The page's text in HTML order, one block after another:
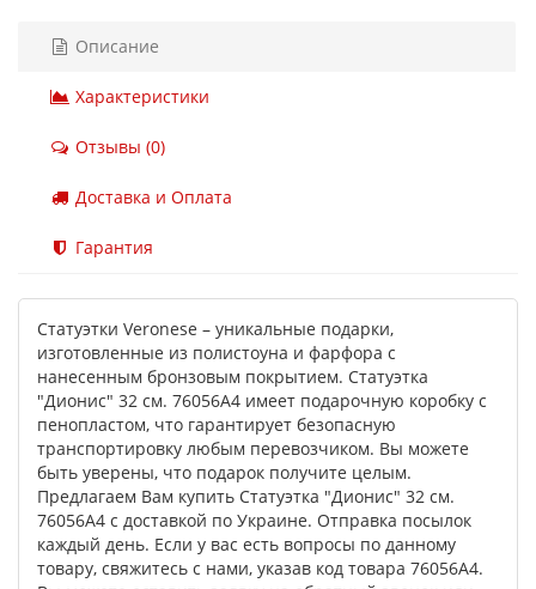
Описание
Характеристики
Отзывы (0)
Доставка и Оплата
Гарантия
Статуэтки Veronese – уникальные подарки,
изготовленные из полистоуна и фарфора с
нанесенным бронзовым покрытием. Статуэтка
"Дионис" 32 см. 76056A4 имеет подарочную коробку с
пенопластом, что гарантирует безопасную
транспортировку любым перевозчиком. Вы можете
быть уверены, что подарок получите целым.
Предлагаем Вам купить Статуэтка "Дионис" 32 см.
76056A4 с доставкой по Украине. Отправка посылок
каждый день. Если у вас есть вопросы по данному
товару, свяжитесь с нами, указав код товара 76056A4.